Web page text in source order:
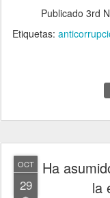
Publicado 3rd
Etiquetas:
OCT
29
Ha
la